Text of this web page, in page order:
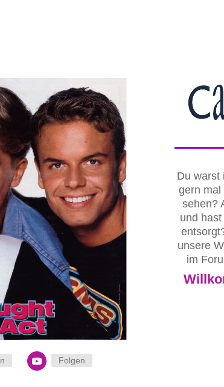
Folgen
Du warst
gern
sehen?
und
unsere
im